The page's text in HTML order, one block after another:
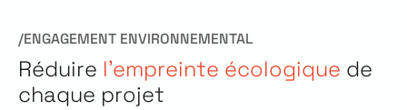
/ENGAGEMENT ENVIRONNEMENTAL
Réduire l’empreinte écologique de
chaque projet